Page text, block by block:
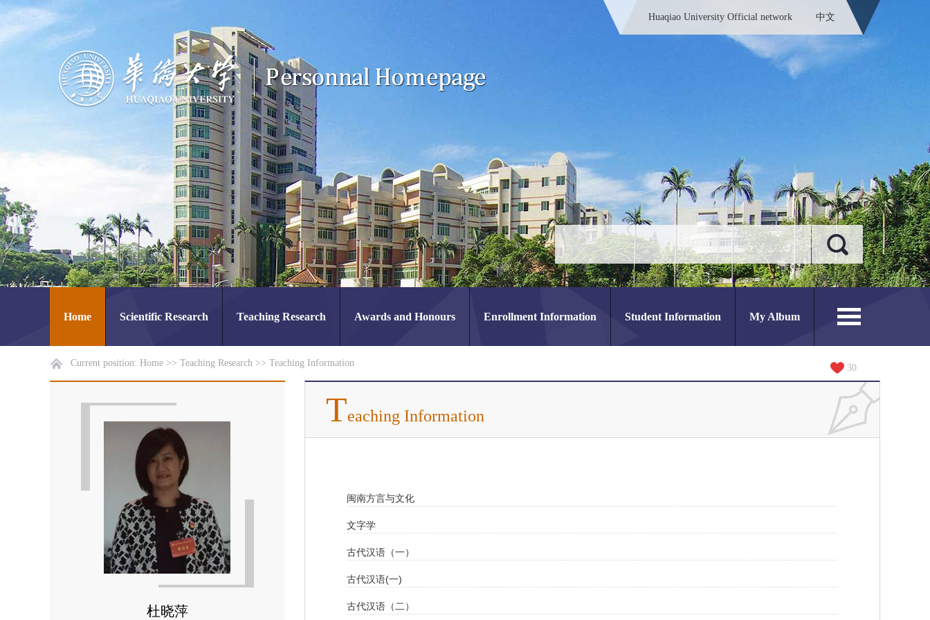
Huaqiao University Official network 中文
Home Scientific Research Teaching Research Awards and Honours Enrollment Information Student Information My Album
Current position: Home >> Teaching Research >> Teaching Information 30
杜晓萍
Teaching Information
闽南方言与文化
文字学
古代汉语（一）
古代汉语(一)
古代汉语（二）